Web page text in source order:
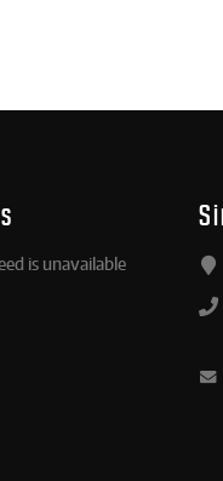
is unavailable